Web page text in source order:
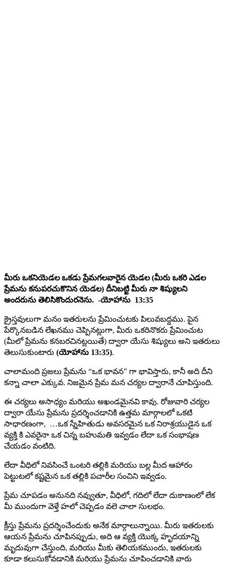
మీరు ఒకనియెడల ఒకడు ప్రేమగలవారైన యెడల (మీరు ఒకరి ఎడల
ప్రేమను కనుపరచుకొనిన యెడల) దీనిబట్టి మీరు నా శిష్యులని
అందరును తెలిసికొందురనెను. -యోహాను 13:35
క్రైస్తవులుగా మనం ఇతరులను ప్రేమించుటకు పిలువబద్దము. పైన
పేర్కొనబడిన లేఖనము చెప్పినట్లుగా, మీరు ఒకరినొకరు ప్రేమించుట
(మీలో ప్రేమను కనబరచినట్లయితే) ద్వారా యేసు శిష్యులు అని ఇతరులు
తెలుసుకుంటారు (యోహాను 13:35).
చాలామంది ప్రజలు ప్రేమను “ఒక భావన” గా భావిస్తారు, కానీ అది దీని
కన్నా చాలా ఎక్కువ. నిజమైన ప్రేమ మన చర్యల ద్వారానే చూపిస్తుంది.
ఈ చర్యలు అసాధ్యం మరియు అఖండమైనవి కావు. రోజువారి చర్యల
ద్వారా యేసు ప్రేమను ప్రదర్శించడానికి ఉత్తమ మార్గాలలో ఒకటి
సాధారణంగా, …ఒక స్నేహితుడు అవసరమైన ఒక నిరాశ్రయుడైన ఒక
వ్యక్తి కి ఎవరైనా ఒక చిన్న బహుమతి ఇవ్వడం లేదా ఒక సంభాషణ
చేయడం వంటిది.
లేదా వీధిలో నివసించే ఒంటరి తల్లికి మరియు బల్ల మీద ఆహారం
పెట్టుటలో కష్టమైన ఒక తల్లికి పచారీల సంచిని ఇవ్వడం.
ప్రేమ చూపడం అనునది నవ్వుతూ, వీధిలో, గదిలో లేదా దుకాణంలో లేక
మీ ముందుగా వెళ్తే హలో చెప్పడం వలె చాలా సులభం.
క్రీస్తు ప్రేమను ప్రదర్శించేందుకు అనేక మార్గాలున్నాయి. మీరు ఇతరులకు
ఆయన ప్రేమను చూపినప్పుడు, అది ఆ వ్యక్తి యొక్క హృదయాన్ని
మృదువుగా చేస్తుంది, మరియు మీకు తెలియకముందు, ఇతరులకు
కూడా కలుసుకోవడానికి మరియు ప్రేమను చూపించడానికి వారు